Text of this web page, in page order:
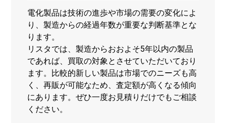
電化製品は技術の進歩や市場の需要の変化によ
り、製造からの経過年数が重要な判断基準とな
ります。
リスタでは、製造からおおよそ5年以内の製品
であれば、買取の対象とさせていただいており
ます。比較的新しい製品は市場でのニーズも高
く、再販が可能なため、査定額が高くなる傾向
にあります。ぜひ一度お見積りだけでもご相談
ください。